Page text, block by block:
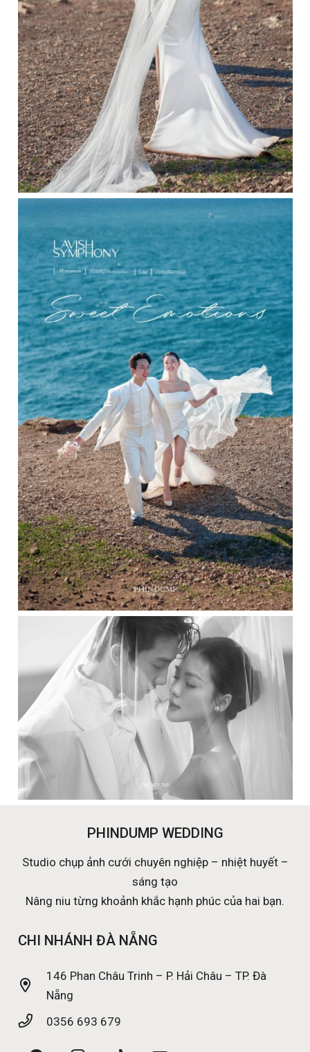
PHINDUMP WEDDING
Studio chụp ảnh cưới chuyên nghiệp – nhiệt huyết –
sáng tạo
Nâng niu từng khoảnh khắc hạnh phúc của hai bạn.
CHI NHÁNH ĐÀ NẴNG
146 Phan Châu Trinh – P. Hải Châu – TP. Đà
Nẵng
0356 693 679